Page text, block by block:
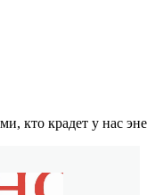
кто крадет у нас